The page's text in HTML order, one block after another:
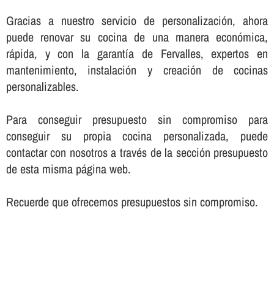
Gracias a nuestro servicio de personalización, ahora
puede renovar su cocina de una manera económica,
rápida, y con la garantí­a de Fervalles, expertos en
mantenimiento, instalación y creación de cocinas
personalizables.
Para conseguir presupuesto sin compromiso para
conseguir su propia cocina personalizada, puede
contactar con nosotros a través de la sección presupuesto
de esta misma página web.
Recuerde que ofrecemos presupuestos sin compromiso.